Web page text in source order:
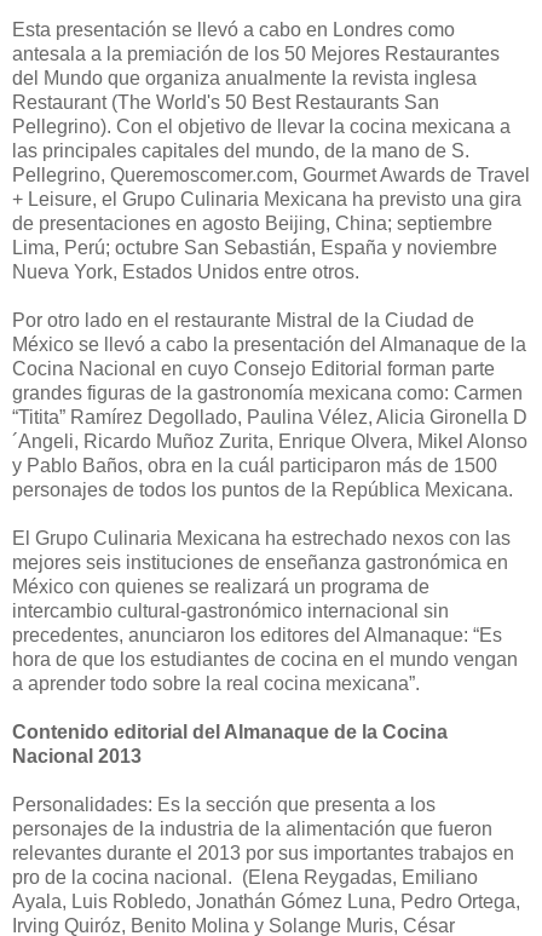
Esta presentación se llevó a cabo en Londres como
antesala a la premiación de los 50 Mejores Restaurantes
del Mundo que organiza anualmente la revista inglesa
Restaurant (The World's 50 Best Restaurants San
Pellegrino). Con el objetivo de llevar la cocina mexicana a
las principales capitales del mundo, de la mano de S.
Pellegrino, Queremoscomer.com, Gourmet Awards de Travel
+ Leisure, el Grupo Culinaria Mexicana ha previsto una gira
de presentaciones en agosto Beijing, China; septiembre
Lima, Perú; octubre San Sebastián, España y noviembre
Nueva York, Estados Unidos entre otros.
Por otro lado en el restaurante Mistral de la Ciudad de
México se llevó a cabo la presentación del Almanaque de la
Cocina Nacional en cuyo Consejo Editorial forman parte
grandes figuras de la gastronomía mexicana como: Carmen
“Titita” Ramírez Degollado, Paulina Vélez, Alicia Gironella D
´Angeli, Ricardo Muñoz Zurita, Enrique Olvera, Mikel Alonso
y Pablo Baños, obra en la cuál participaron más de 1500
personajes de todos los puntos de la República Mexicana.
El Grupo Culinaria Mexicana ha estrechado nexos con las
mejores seis instituciones de enseñanza gastronómica en
México con quienes se realizará un programa de
intercambio cultural-gastronómico internacional sin
precedentes, anunciaron los editores del Almanaque: “Es
hora de que los estudiantes de cocina en el mundo vengan
a aprender todo sobre la real cocina mexicana”.
Contenido editorial del Almanaque de la Cocina
Nacional 2013
Personalidades: Es la sección que presenta a los
personajes de la industria de la alimentación que fueron
relevantes durante el 2013 por sus importantes trabajos en
pro de la cocina nacional. (Elena Reygadas, Emiliano
Ayala, Luis Robledo, Jonathán Gómez Luna, Pedro Ortega,
Irving Quiróz, Benito Molina y Solange Muris, César